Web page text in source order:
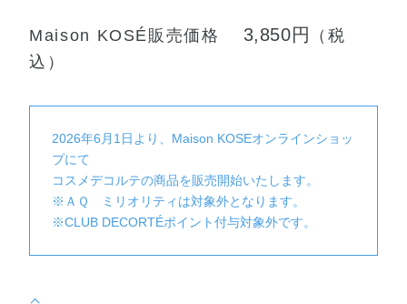
Maison KOSÉ販売価格 3,850円
（税
込）
2026年6月1日より、Maison KOSEオンラインショッ
プにて
コスメデコルテの商品を販売開始いたします。
※ＡＱ ミリオリティは対象外となります。
※CLUB DECORTÉポイント付与対象外です。